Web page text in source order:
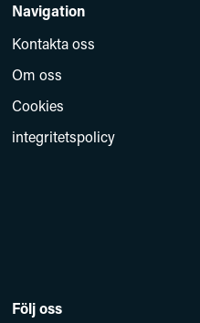
Navigation
Kontakta oss
Om oss
Cookies
integritetspolicy
Följ oss